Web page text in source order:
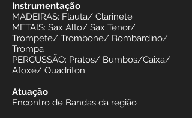
Instrumentação
MADEIRAS: Flauta/ Clarinete
METAIS: Sax Alto/ Sax Tenor/
Trompete/ Trombone/ Bombardino/
Trompa
PERCUSSÃO: Pratos/ Bumbos/Caixa/
Afoxé/ Quadriton
Atuação
Encontro de Bandas da região